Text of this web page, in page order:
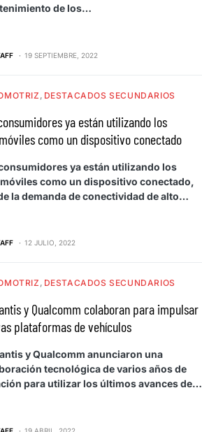
de los…
19 SEPTIEMBRE, 2022
DESTACADOS SECUNDARIOS
ya están utilizando los
como un dispositivo conectado
ya están utilizando los
como un dispositivo conectado,
la demanda de conectividad de alto…
12 JULIO, 2022
DESTACADOS SECUNDARIOS
y Qualcomm colaboran para impulsar
plataformas de vehículos
y Qualcomm anunciaron una
tecnológica de varios años de
para utilizar los últimos avances de…